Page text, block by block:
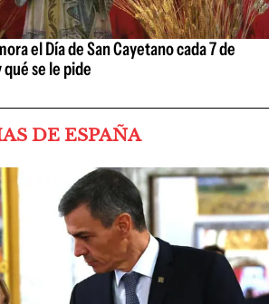
el Día de San Cayetano cada 7 de
se le pide
DE ESPAÑA